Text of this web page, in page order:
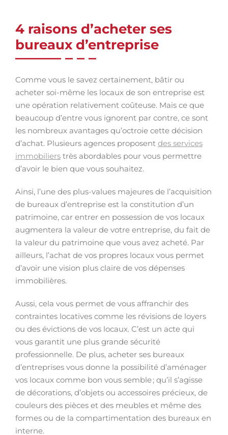
4 raisons d’acheter ses
bureaux d’entreprise
Comme vous le savez certainement, bâtir ou
acheter soi-même les locaux de son entreprise est
une opération relativement coûteuse. Mais ce que
beaucoup d’entre vous ignorent par contre, ce sont
les nombreux avantages qu’octroie cette décision
d’achat. Plusieurs agences proposent des services
immobiliers très abordables pour vous permettre
d’avoir le bien que vous souhaitez.
Ainsi, l’une des plus-values majeures de l’acquisition
de bureaux d’entreprise est la constitution d’un
patrimoine, car entrer en possession de vos locaux
augmentera la valeur de votre entreprise, du fait de
la valeur du patrimoine que vous avez acheté. Par
ailleurs, l’achat de vos propres locaux vous permet
d’avoir une vision plus claire de vos dépenses
immobilières.
Aussi, cela vous permet de vous affranchir des
contraintes locatives comme les révisions de loyers
ou des évictions de vos locaux. C’est un acte qui
vous garantit une plus grande sécurité
professionnelle. De plus, acheter ses bureaux
d’entreprises vous donne la possibilité d’aménager
vos locaux comme bon vous semble ; qu’il s’agisse
de décorations, d’objets ou accessoires précieux, de
couleurs des pièces et des meubles et même des
formes ou de la compartimentation des bureaux en
interne.